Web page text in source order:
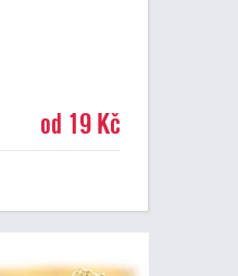
od 19 Kč